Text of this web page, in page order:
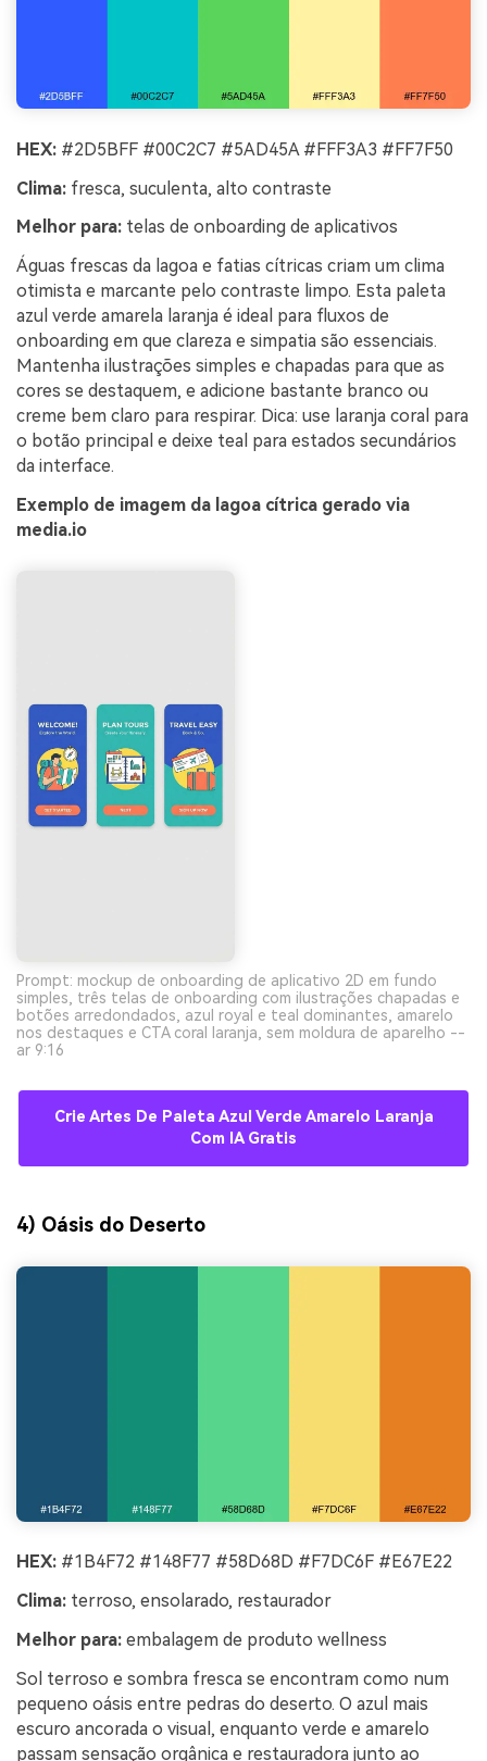
HEX: #2D5BFF #00C2C7 #5AD45A #FFF3A3 #FF7F50
Clima: fresca, suculenta, alto contraste
Melhor para: telas de onboarding de aplicativos
Águas frescas da lagoa e fatias cítricas criam um clima
otimista e marcante pelo contraste limpo. Esta paleta
azul verde amarela laranja é ideal para fluxos de
onboarding em que clareza e simpatia são essenciais.
Mantenha ilustrações simples e chapadas para que as
cores se destaquem, e adicione bastante branco ou
creme bem claro para respirar. Dica: use laranja coral para
o botão principal e deixe teal para estados secundários
da interface.
Exemplo de imagem da lagoa cítrica gerado via
media.io
Prompt: mockup de onboarding de aplicativo 2D em fundo
simples, três telas de onboarding com ilustrações chapadas e
botões arredondados, azul royal e teal dominantes, amarelo
nos destaques e CTA coral laranja, sem moldura de aparelho --
ar 9:16
Crie Artes De Paleta Azul Verde Amarelo Laranja
Com IA Gratis
4) Oásis do Deserto
HEX: #1B4F72 #148F77 #58D68D #F7DC6F #E67E22
Clima: terroso, ensolarado, restaurador
Melhor para: embalagem de produto wellness
Sol terroso e sombra fresca se encontram como num
pequeno oásis entre pedras do deserto. O azul mais
escuro ancorada o visual, enquanto verde e amarelo
passam sensação orgânica e restauradora junto ao